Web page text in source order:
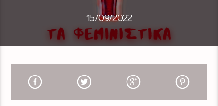
15/09/2022